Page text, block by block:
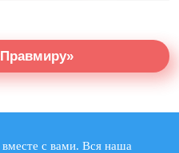
с вами. Вся наша